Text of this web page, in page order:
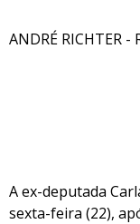
ANDRÉ RICHTER -
A ex-deputada
sexta-feira (22),